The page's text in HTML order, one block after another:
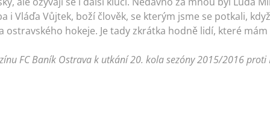
i Vláďa Vůjtek, boží člověk, se kterým jsme se potkali,
ostravského hokeje. Je tady zkrátka hodně lidí, které
FC Baník Ostrava k utkání 20. kola sezóny 2015/2016 proti